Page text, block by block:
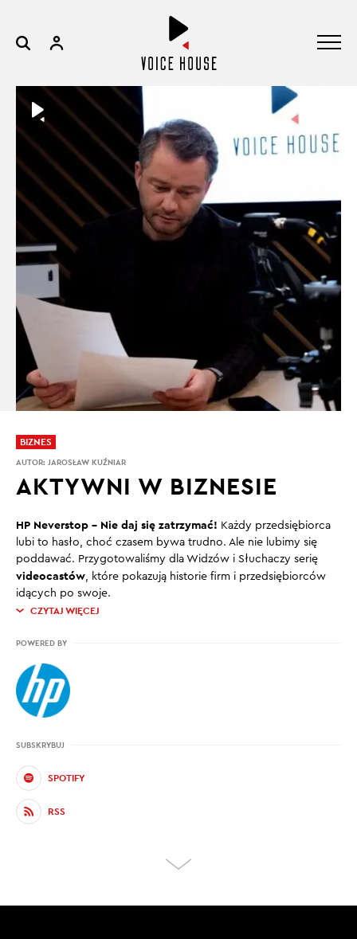
BIZNES
AUTOR: JAROSŁAW KUŹNIAR
AKTYWNI W BIZNESIE
HP Neverstop – Nie daj się zatrzymać! Każdy przedsiębiorca
lubi to hasło, choć czasem bywa trudno. Ale nie lubimy się
poddawać. Przygotowaliśmy dla Widzów i Słuchaczy serię
videocastów, które pokazują historie firm i przedsiębiorców
idących po swoje.
CZYTAJ WIĘCEJ
POWERED BY
SUBSKRYBUJ
SPOTIFY
RSS